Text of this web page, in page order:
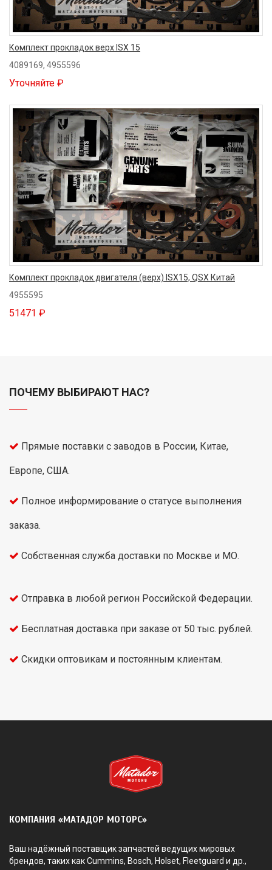
Комплект прокладок верх ISX 15
4089169, 4955596
Уточняйте ₽
Комплект прокладок двигателя (верх) ISX15, QSX Китай
4955595
51471 ₽
ПОЧЕМУ ВЫБИРАЮТ НАС?
Прямые поставки с заводов в России, Китае,
Европе, США.
Полное информирование о статусе выполнения
заказа.
Собственная служба доставки по Москве и МО.
Отправка в любой регион Российской Федерации.
Бесплатная доставка при заказе от 50 тыс. рублей.
Скидки оптовикам и постоянным клиентам.
КОМПАНИЯ «МАТАДОР МОТОРС»
Ваш надёжный поставщик запчастей ведущих мировых
брендов, таких как Cummins, Bosch, Holset, Fleetguard и др.,